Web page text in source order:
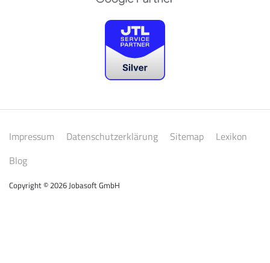
Copyright © 2026 Jobasoft GmbH
Impressum Datenschutzerklärung Sitemap
Lexikon
Blog